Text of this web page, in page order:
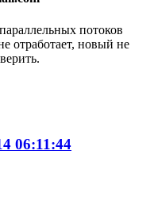
потоков
отработает, новый не
06:11:44